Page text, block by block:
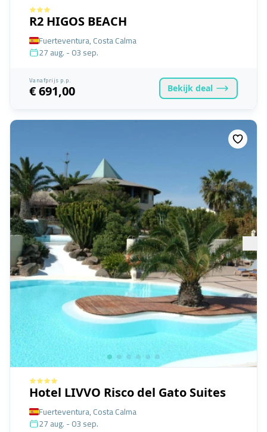
R2 HIGOS BEACH
Fuerteventura, Costa Calma
27 aug. - 03 sep.
Vanafprijs p.p.
€ 691,00 Bekijk deal
Hotel LIVVO Risco del Gato Suites
Fuerteventura, Costa Calma
27 aug. - 03 sep.